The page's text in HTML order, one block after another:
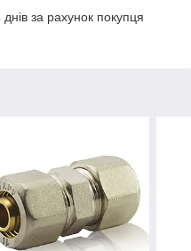
за рахунок покупця